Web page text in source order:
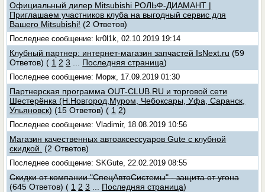
Официальный дилер Mitsubishi РОЛЬФ-ДИАМАНТ |
Приглашаем участников клуба на выгодный сервис для
Вашего Mitsubishi! (2 Ответов)
Последнее сообщение: kr0l1k, 02.10.2019 19:14
Клубный партнер: интернет-магазин запчастей IsNext.ru (59
Ответов) ( 1 2 3 Последняя страница)
Последнее сообщение: Морж, 17.09.2019 01:30
Партнерская программа OUT-CLUB.RU и торговой сети
Шестерёнка (Н.Новгород,Муром, Чебоксары, Уфа, Саранск,
Ульяновск) (15 Ответов) ( 1 2)
Последнее сообщение: Vladimir, 18.08.2019 10:56
Магазин качественных автоаксессуаров Gute с клубной
скидкой. (2 Ответов)
Последнее сообщение: SKGute, 22.02.2019 08:55
Скидки от компании "СпецАвтоСистемы" - защита от угона
(645 Ответов) ( 1 2 3 Последняя страница)